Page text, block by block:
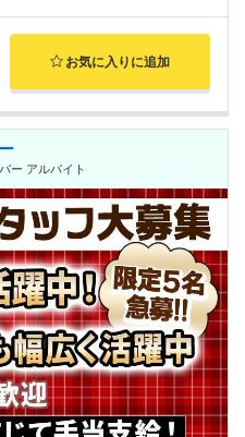
お気に入りに追加
ー アルバイト